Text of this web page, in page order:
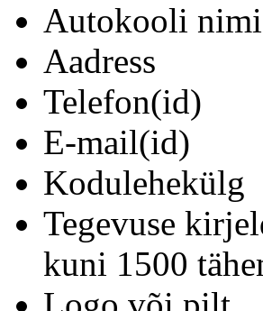
Autokooli nimi
Aadress
Telefon(id)
E-mail(id)
Kodulehekülg
Tegevuse
kuni 1500